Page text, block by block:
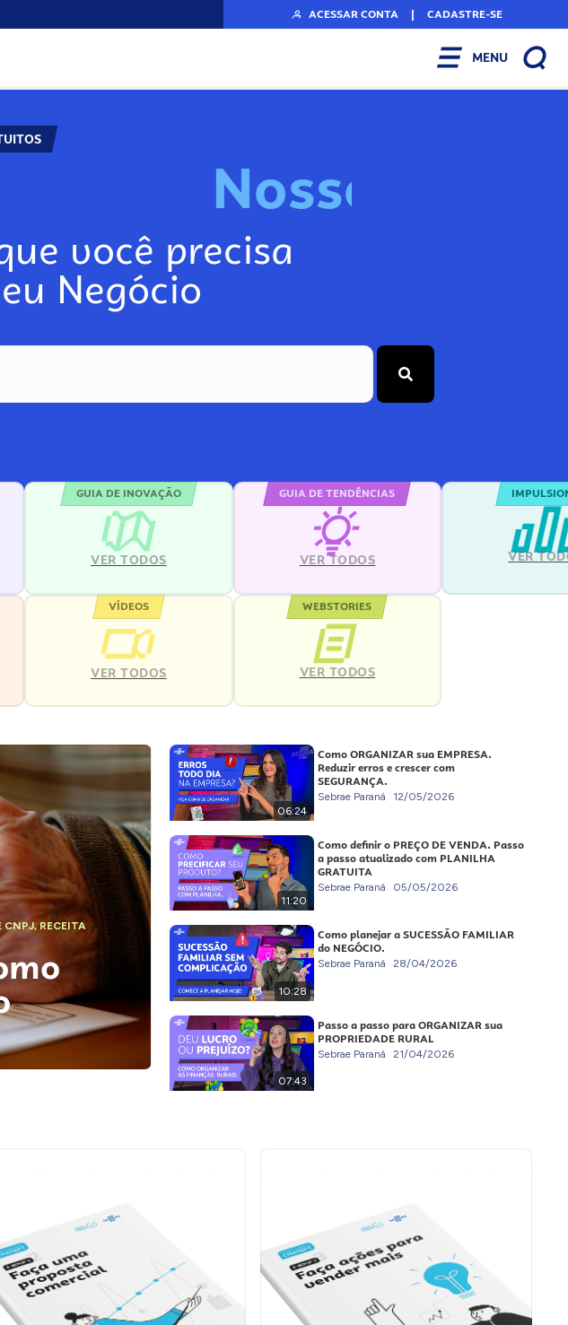
ACESSAR CONTA | CADASTRE-SE
MENU
Nosso
você precisa
Negócio
GUIA DE INOVAÇÃO
VER TODOS
GUIA DE TENDÊNCIAS
VER TODOS VER
VÍDEOS
VER TODOS
WEBSTORIES
VER TODOS
CNPJ,RECEITA
06:24
Como ORGANIZAR sua EMPRESA.
Reduzir erros e crescer com
SEGURANÇA.
Sebrae Paraná 12/05/2026
11:20
Como definir o PREÇO DE VENDA. Passo
a passo atualizado com PLANILHA
GRATUITA
Sebrae Paraná 05/05/2026
10:28
Como planejar a SUCESSÃO FAMILIAR
do NEGÓCIO.
Sebrae Paraná 28/04/2026
07:43
Passo a passo para ORGANIZAR sua
PROPRIEDADE RURAL
Sebrae Paraná 21/04/2026